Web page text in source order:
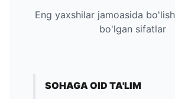
Eng yaxshilar jamoasida
bo'lgan sifatlar
SOHAGA OID TA'LIM